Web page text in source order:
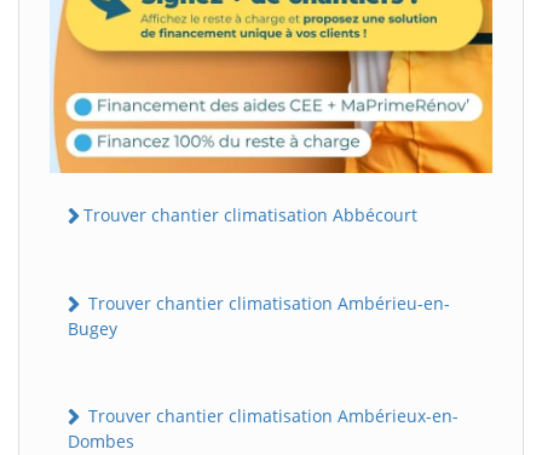
Trouver chantier climatisation Abbécourt
Trouver chantier climatisation Ambérieu-en-
Bugey
Trouver chantier climatisation Ambérieux-en-
Dombes